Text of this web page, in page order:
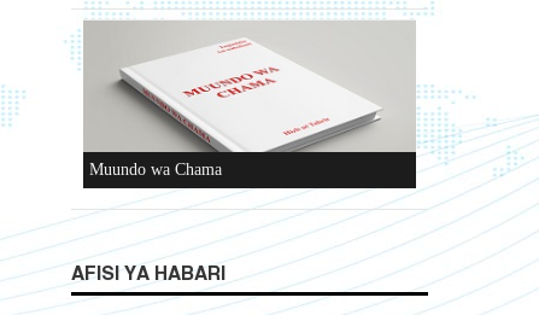
Muundo wa Chama
AFISI YA HABARI